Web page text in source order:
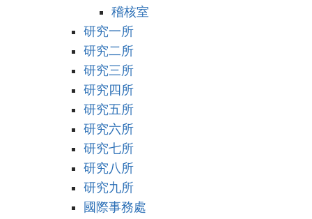
稽核室
研究一所
研究二所
研究三所
研究四所
研究五所
研究六所
研究七所
研究八所
研究九所
國際事務處